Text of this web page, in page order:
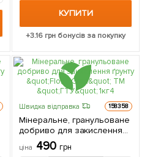
КУПИТИ
+3.16 грн бонусів за покупку
Швидка відправка 158358
Мінеральне, гранульоване
добриво для закислення
ґрунту "Floria Gran" ТМ "ГТУ"
1кг
ціна 490 грн